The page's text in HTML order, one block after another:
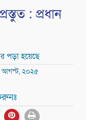
: প্রধান
পড়া হয়েছে
আগস্ট, ২০২৫